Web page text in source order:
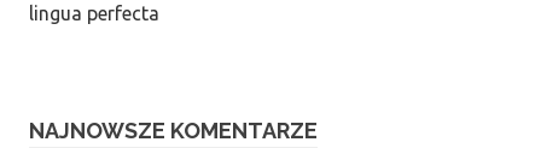
lingua perfecta
NAJNOWSZE KOMENTARZE